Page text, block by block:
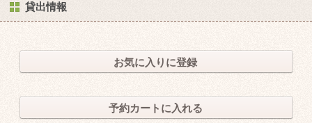
貸出情報
お気に入りに登録
予約カートに入れる